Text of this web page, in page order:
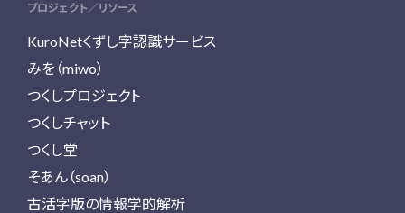
プロジェクト／リソース
KuroNetくずし字認識サービス
みを（miwo）
つくしプロジェクト
つくしチャット
つくし堂
そあん（soan）
古活字版の情報学的解析